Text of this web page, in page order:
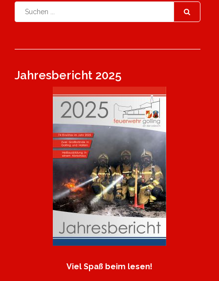
Jahresbericht 2025
Viel Spaß beim lesen!